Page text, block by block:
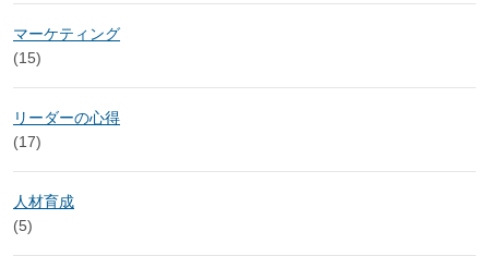
マーケティング
(15)
リーダーの心得
(17)
人材育成
(5)